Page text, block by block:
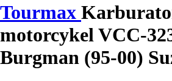
Tourmax
motorcykel VCC-
Burgman (95-00)